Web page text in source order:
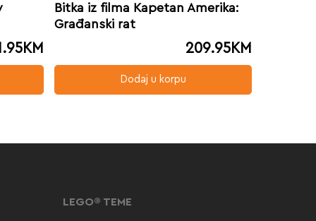
KM
Bitka iz filma Kapetan Amerika:
Građanski rat
209.95KM
Dodaj u korpu
LEGO® TEME